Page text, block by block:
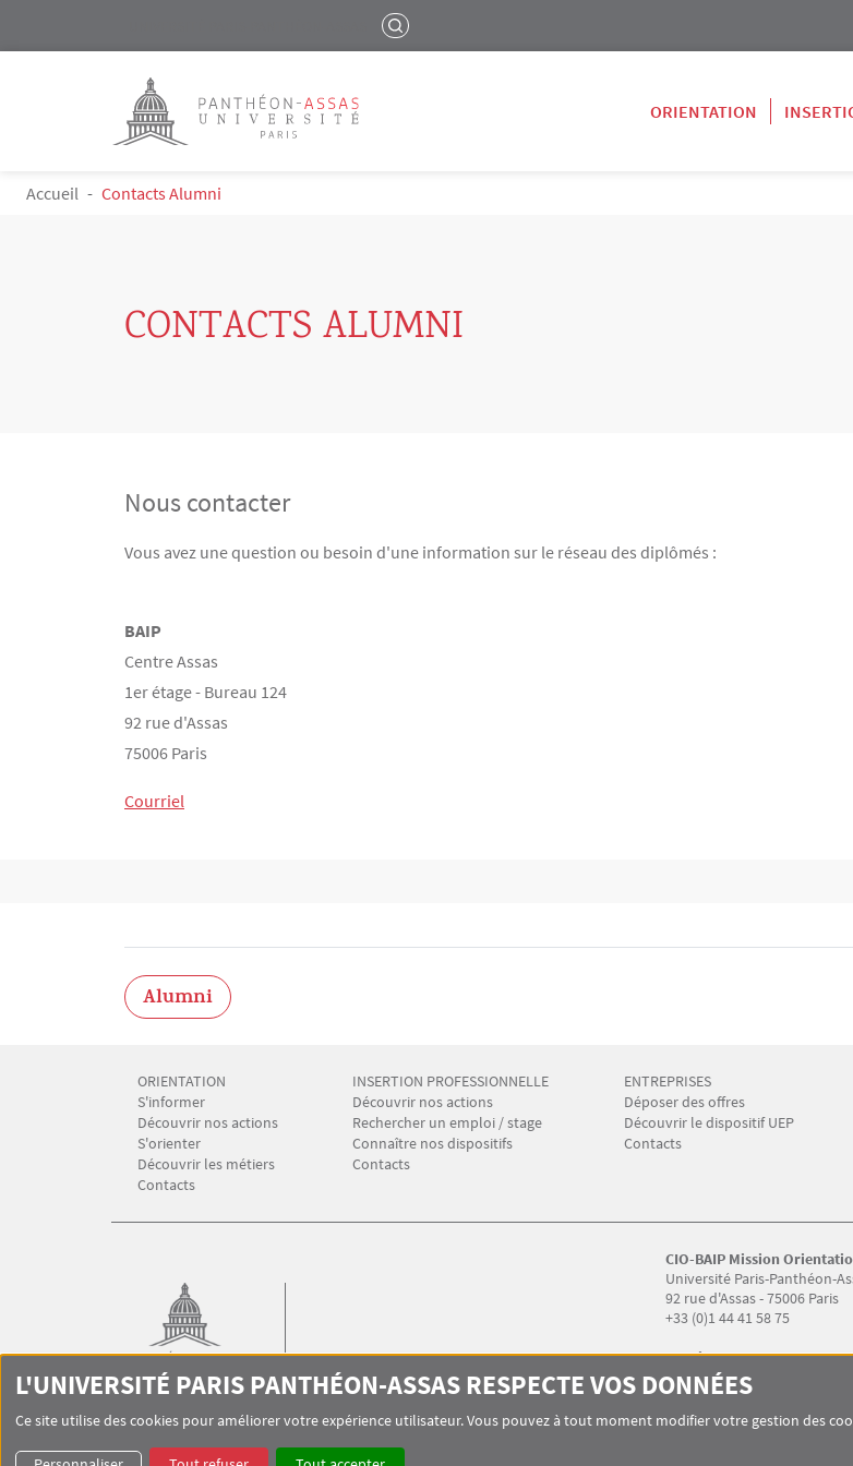
Aller au contenu principal
RECHERCHER
Logo
ORIENTATION
FIL D'ARIANE
Accueil Contacts Alumni
CONTACTS ALUMNI
Nous contacter
Texte
Vous avez une question ou besoin d'une information sur le réseau des diplômés :
BAIP
Centre Assas
1er étage - Bureau 124
92 rue d'Assas
75006 Paris
Courriel
Alumni
Menu Footer CIO-BAIP 1
ORIENTATION
S'informer
Découvrir nos actions
S'orienter
Découvrir les métiers
Contacts
Menu Footer CIO-BAIP 2
INSERTION PROFESSIONNELLE
Découvrir nos actions
Rechercher un emploi / stage
Connaître nos dispositifs
Contacts
Menu Footer CIO-BAIP 3
ENTREPRISES
Déposer des offres
Découvrir le dispositif UEP
Contacts
Mission orientation emploi
CIO-BAIP
CIO-BAIP Mission
Université Paris-Panthéon-
92 rue d'Assas - 75006 Paris
+33 (0)1 44 41 58 75
Horaires :
Lundi, mardi, jeudi : 9h30 -
Vendredi : 9h30 - 12h30
Fermeture au public le
L'UNIVERSITÉ PARIS PANTHÉON-ASSAS RESPECTE VOS DONNÉES
Ce site utilise des cookies pour améliorer votre expérience utilisateur. Vous pouvez à tout moment modifier votre gestion des